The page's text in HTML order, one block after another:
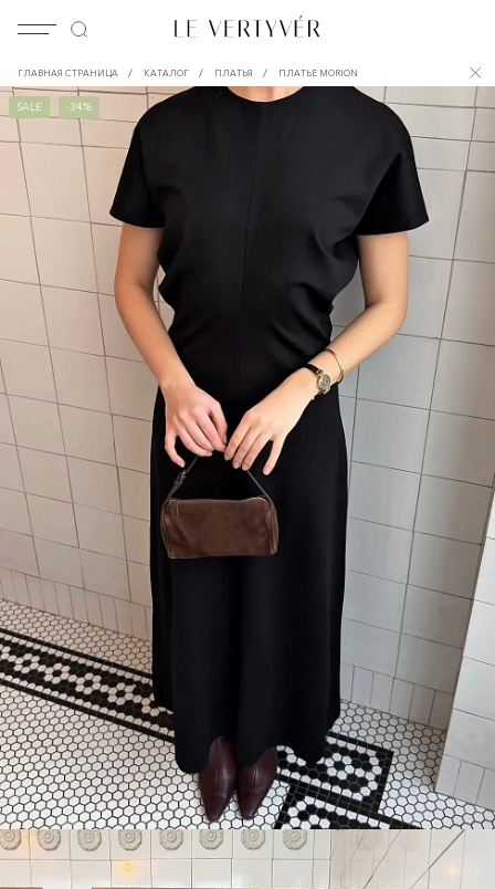
ГЛАВНАЯ СТРАНИЦА / КАТАЛОГ / ПЛАТЬЯ / ПЛАТЬЕ MORION
SALE -34%